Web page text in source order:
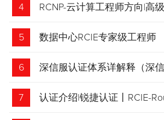
4 RCNP-云计算工程师方向|高
5 数据中心RCIE专家级工程师
6 深信服认证体系详解释（深信
7 认证介绍|锐捷认证丨RCIE-